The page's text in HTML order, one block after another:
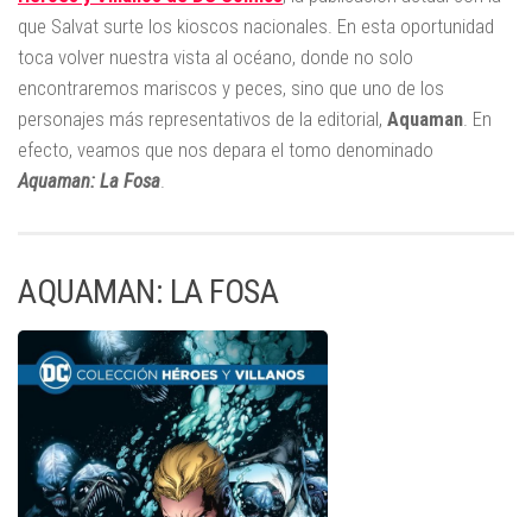
que Salvat surte los kioscos nacionales. En esta oportunidad
toca volver nuestra vista al océano, donde no solo
encontraremos mariscos y peces, sino que uno de los
personajes más representativos de la editorial, Aquaman. En
efecto, veamos que nos depara el tomo denominado
Aquaman: La Fosa.
AQUAMAN: LA FOSA